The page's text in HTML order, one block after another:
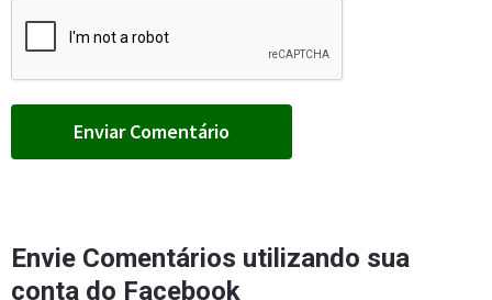
Envie Comentários utilizando sua
conta do Facebook